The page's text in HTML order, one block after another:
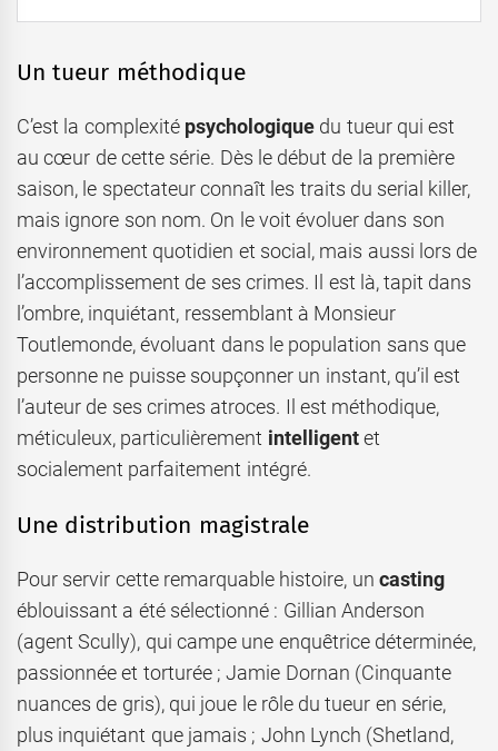
Un tueur méthodique
C’est la complexité psychologiquedu tueur qui est
au cœur de cette série. Dès le début de la première
saison, le spectateur connaît les traits du serial killer,
mais ignore son nom. On le voit évoluer dans son
environnement quotidien et social, mais aussi lors de
l’accomplissement de ses crimes. Il est là, tapit dans
l’ombre, inquiétant, ressemblant à Monsieur
Toutlemonde, évoluant dans le population sans que
personne ne puisse soupçonner un instant, qu’il est
l’auteur de ses crimes atroces. Il est méthodique,
méticuleux, particulièrement intelligentet
socialement parfaitement intégré.
Une distribution magistrale
Pour servir cette remarquable histoire, un casting
éblouissant a été sélectionné : Gillian Anderson
(agent Scully), qui campe une enquêtrice déterminée,
passionnée et torturée ; Jamie Dornan (Cinquante
nuances de gris), qui joue le rôle du tueur en série,
plus inquiétant que jamais ; John Lynch (Shetland,